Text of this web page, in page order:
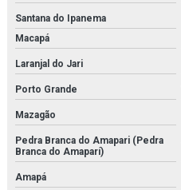
Sondex
Temporizador danfoss
Tetpor air
Trocador de calor brasado
Trocador de calor a placas
Valvula balanceadora
Santana do Ipanema
Macapá
Laranjal do Jari
Porto Grande
Mazagão
Pedra Branca do Amapari (Pedra
Branca do Amaparí)
Amapá